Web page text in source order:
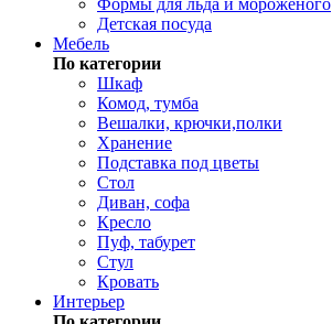
Формы для льда и мороженого
Детская посуда
Мебель
По категории
Шкаф
Комод, тумба
Вешалки, крючки,полки
Хранение
Подставка под цветы
Стол
Диван, софа
Кресло
Пуф, табурет
Стул
Кровать
Интерьер